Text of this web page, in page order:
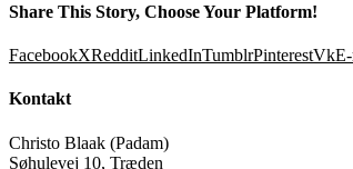
Share This Story, Choose Your Platform!
FacebookXRedditLinkedInTumblrPinterestVk
Kontakt
Christo Blaak (Padam)
Søhulevej 10, Træden